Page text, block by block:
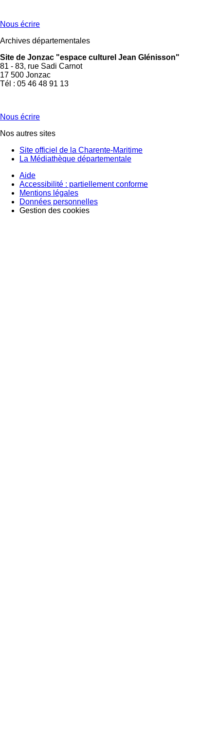
Nous écrire
Archives départementales
Site de Jonzac "espace culturel Jean Glénisson"
81 - 83, rue Sadi Carnot
17 500 Jonzac
Tél : 05 46 48 91 13
Nous écrire
Nos autres sites
Site officiel de la Charente-Maritime
La Médiathèque départementale
Aide
Accessibilité : partiellement conforme
Mentions légales
Données personnelles
Gestion des cookies